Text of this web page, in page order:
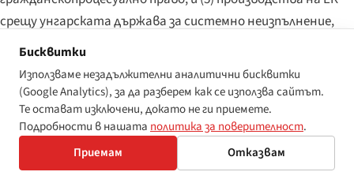
срещу унгарската държава за системно неизпълнение,
намиращи се извън националния режим, но упражняващи
политически натиск върху националните регулатори за
по-агресивно правоприлагане. По-долу основните суми са
представени вунгарски форинти (HUF)с референтни
стойности в евро при ориентировъчен курс ~HUF 400 / €1
(Унгария остава извън еврозоната и няма обявена дата
за присъединяване за 2026–28 г.).
Бисквитки
Използваме незадължителни аналитични бисквитки
(Google Analytics), за да разберем как се използва сайтът.
Те остават изключени, докато не ги приемете.
Подробности в нашата политика за поверителност.
Приемам
Отказвам